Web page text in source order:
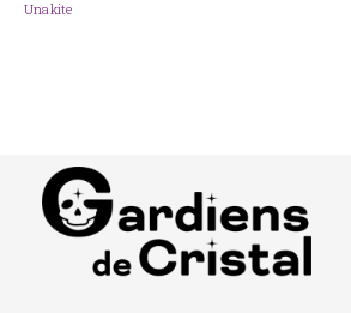
Unakite